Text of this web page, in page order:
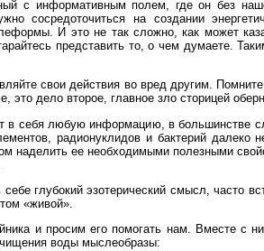
с информативным полем, где он без
сосредоточиться на создании
И это не так сложно, как может
представить то, о чем думаете.
свои действия во вред другим.
это дело второе, главное зло сторицей
в себя любую информацию, в большинстве
радионуклидов и бактерий далеко
наделить ее необходимыми полезными
глубокий эзотерический смысл, часто
«живой».
и просим его помогать нам. Вместе с
воды мыслеобразы: